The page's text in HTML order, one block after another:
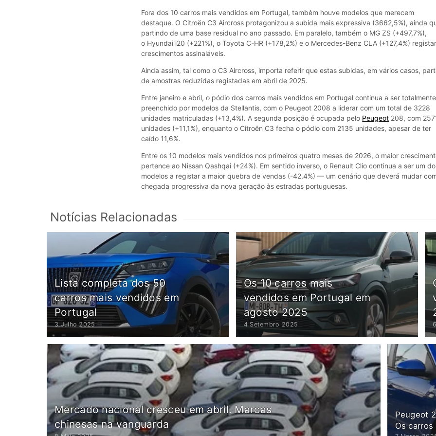
Fora dos 10 carros mais vendidos em Portugal, também houve modelos que merecem
destaque. O Citroën C3 Aircross protagonizou a subida mais expressiva (3662,5%), ainda
partindo de uma base residual no ano passado. Em paralelo, também o MG ZS (+497,7%),
o Hyundai i20 (+221%), o Toyota C-HR (+178,2%) e o Mercedes-Benz CLA (+127,4%)
crescimentos assinaláveis.
Ainda assim, tal como o C3 Aircross, importa referir que estas subidas, em vários casos,
de amostras reduzidas registadas em abril de 2025.
Entre janeiro e abril, o pódio dos carros mais vendidos em Portugal continua a ser totalmente
preenchido por modelos da Stellantis, com o Peugeot 2008 a liderar com um total de 3228
unidades matriculadas (+13,4%). A segunda posição é ocupada pelo Peugeot 208, com
unidades (+11,1%), enquanto o Citroën C3 fecha o pódio com 2135 unidades, apesar de ter
caído 11,6%.
Entre os 10 modelos mais vendidos nos primeiros quatro meses de 2026, o maior
pertence ao Nissan Qashqai (+24%). Em sentido inverso, o Renault Clio continua a ser um
modelos a registar a maior quebra de vendas (-42,4%) — um cenário que deverá mudar
chegada progressiva da nova geração às estradas portuguesas.
Notícias Relacionadas
Lista completa dos 50
carros mais vendidos em
Portugal
3 Julho 2025
Os 10 carros mais
vendidos em Portugal em
agosto 2025
4 Setembro 2025
Mercado nacional cresceu em abril. Marcas
chinesas na vanguarda
Peugeot
Os